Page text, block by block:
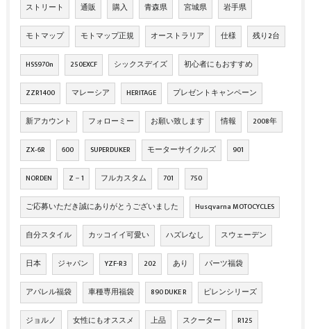
ストリート 通販 購入 青森県 宮城県 岩手県
モトマップ モトマップ正規 オーストラリア 仕様 残り2台
HSS970n 250EXCF シックスデイズ 初心者にもおすすめ
ZZR1400 マレーシア HERITAGE プレゼントキャンペーン
新アカウント フォローミー お願い致します 情報 2008年
ZX‐6R 600 SUPERDUKER モーターサイクルズ 901
NORDEN Z－1 フルカスタム 701 750
ご応募いただき誠にありがとうございました Husqvarna MOTOCYCLES
自分スタイル カッコイイ可愛い ハズレなし スウェーデン
日本 ジャパン YZF-R3 202 あり パーツ福袋
アパレル福袋 車種専用福袋 890 DUKE R ピレンシリーズ
ジョルノ 女性にもオススメ 上品 スクーター R125